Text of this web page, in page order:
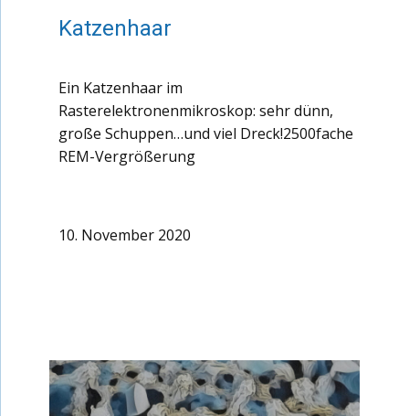
Katzenhaar
Ein Katzenhaar im
Rasterelektronenmikroskop: sehr dünn,
große Schuppen…und viel Dreck!2500fache
REM-Vergrößerung
10. November 2020